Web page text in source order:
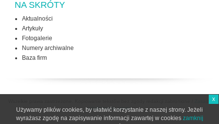
NA SKRÓTY
Aktualności
Artykuły
Fotogalerie
Numery archiwalne
Baza firm
użytkowania strony
x
Używamy plików cookies, by ułatwić korzystanie z naszej strony. Jeżeli
wyrażasz zgodę na zapisywanie informacji zawartej w cookies zamknij